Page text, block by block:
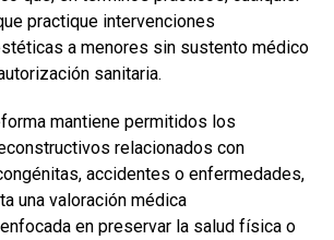
practique intervenciones
a menores sin sustento médico
sanitaria.
mantiene permitidos los
relacionados con
accidentes o enfermedades,
una valoración médica
en preservar la salud física o